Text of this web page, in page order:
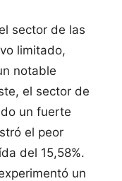
sector de las
limitado,
notable
el sector de
un fuerte
el peor
del 15,58%.
un